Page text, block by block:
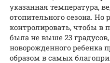
указанная температура,
отопительного сезона.
контролировать, чтобы в
была не выше 23
новорожденного ребенка
образом в самых